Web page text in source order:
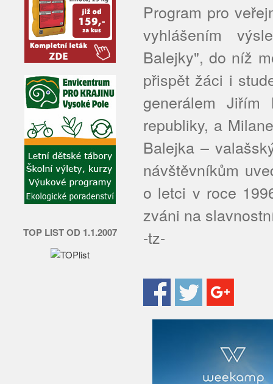
TOP LIST OD 1.1.2007
Program pro
vyhlášením
Balejky", do níž
přispět žáci i
generálem Jiřím
republiky, a
Balejka –
návštěvníkům
o letci v roce
zváni na
-tz-